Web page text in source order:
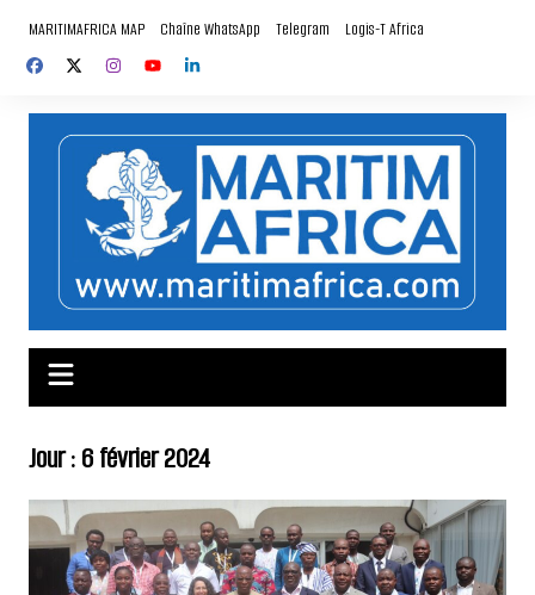
contenu
MARITIMAFRICA MAP Chaîne WhatsApp Telegram Logis-T Africa
Jour :6 février 2024